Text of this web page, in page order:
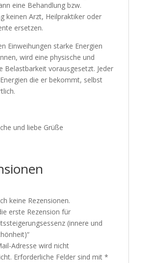
eine Behandlung bzw.
keinen Arzt, Heilpraktiker oder
ersetzen.
Einweihungen starke Energien
wird eine physische und
Belastbarkeit vorausgesetzt. Jeder
die er bekommt, selbst
und liebe Grüße
keine Rezensionen.
erste Rezension für
(innere und
Adresse wird nicht
Erforderliche Felder sind mit *